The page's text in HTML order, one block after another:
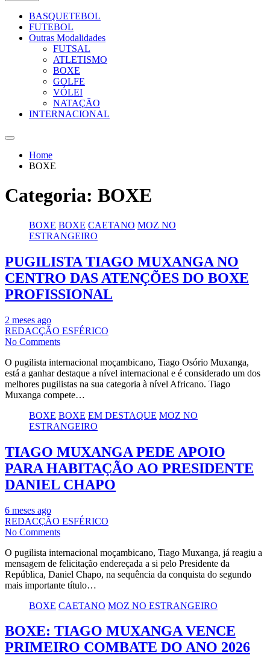
BASQUETEBOL
FUTEBOL
Outras Modalidades
FUTSAL
ATLETISMO
BOXE
GOLFE
VÓLEI
NATAÇÃO
INTERNACIONAL
Home
BOXE
Categoria: BOXE
BOXE BOXE CAETANO MOZ NO
ESTRANGEIRO
PUGILISTA TIAGO MUXANGA NO
CENTRO DAS ATENÇÕES DO BOXE
PROFISSIONAL
2 meses ago
REDACÇÃO ESFÉRICO
No Comments
O pugilista internacional moçambicano, Tiago Osório Muxanga,
está a ganhar destaque a nível internacional e é considerado um dos
melhores pugilistas na sua categoria à nível Africano. Tiago
Muxanga compete…
BOXE BOXE EM DESTAQUE MOZ NO
ESTRANGEIRO
TIAGO MUXANGA PEDE APOIO
PARA HABITAÇÃO AO PRESIDENTE
DANIEL CHAPO
6 meses ago
REDACÇÃO ESFÉRICO
No Comments
O pugilista internacional moçambicano, Tiago Muxanga, já reagiu a
mensagem de felicitação endereçada a si pelo Presidente da
República, Daniel Chapo, na sequência da conquista do segundo
mais importante título…
BOXE CAETANO MOZ NO ESTRANGEIRO
BOXE: TIAGO MUXANGA VENCE
PRIMEIRO COMBATE DO ANO 2026